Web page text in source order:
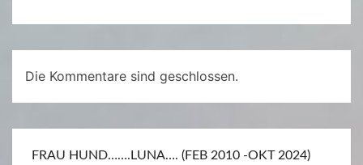
Die Kommentare sind geschlossen.
FRAU HUND…….LUNA…. (FEB 2010 -OKT 2024)